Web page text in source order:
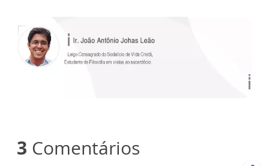
3 Comentários